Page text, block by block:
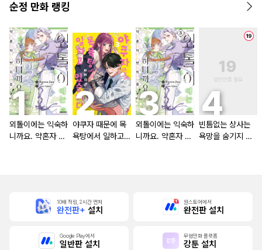
순정 만화 랭킹
외톨이에는 익숙하
니까요. 약혼자 방
야쿠자 때문에 목
욕탕에서 일하고
외톨이에는 익숙하
니까요. 약혼자 방
빈틈없는 상사는
욕망을 숨기지 않
10배 적립, 2시간 먼저
완전판+ 설치
원스토어에서
완전판 설치
Google Play에서
일반판 설치
무협만화 플랫폼
강툰 설치